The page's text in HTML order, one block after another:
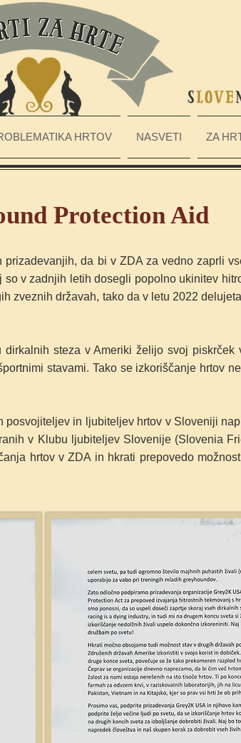
HRTOV NASVETI ZA
Protection Aid
da bi v ZDA za vedno zaprli
v zadnjih letih dosegli popolno ukinitev
zveznih državah, tako da v letu 2022
steza v Ameriki želijo svoj piskrček
stavami. Tako se izkoriščanje hrtov
in ljubiteljev hrtov v Sloveniji
v Klubu ljubiteljev Slovenije (Slovenia
hrtov v ZDA in hkrati prepovedo